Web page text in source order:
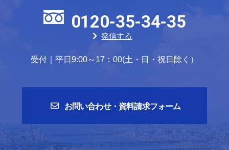
0120-35-34-35
発信する
受付｜平日9:00～17：00(土・日・祝日除く）
お問い合わせ・資料請求フォーム